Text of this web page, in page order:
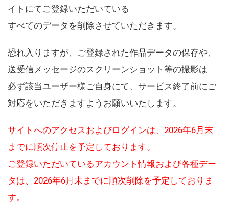
イトにてご登録いただいている
すべてのデータを削除させていただきます。
恐れ入りますが、ご登録された作品データの保存や、
送受信メッセージのスクリーンショット等の撮影は
必ず該当ユーザー様ご自身にて、サービス終了前にご
対応をいただきますようお願いいたします。
サイトへのアクセスおよびログインは、2026年6月末
までに順次停止を予定しております。
ご登録いただいているアカウント情報および各種デー
タは、2026年6月末までに順次削除を予定しておりま
す。